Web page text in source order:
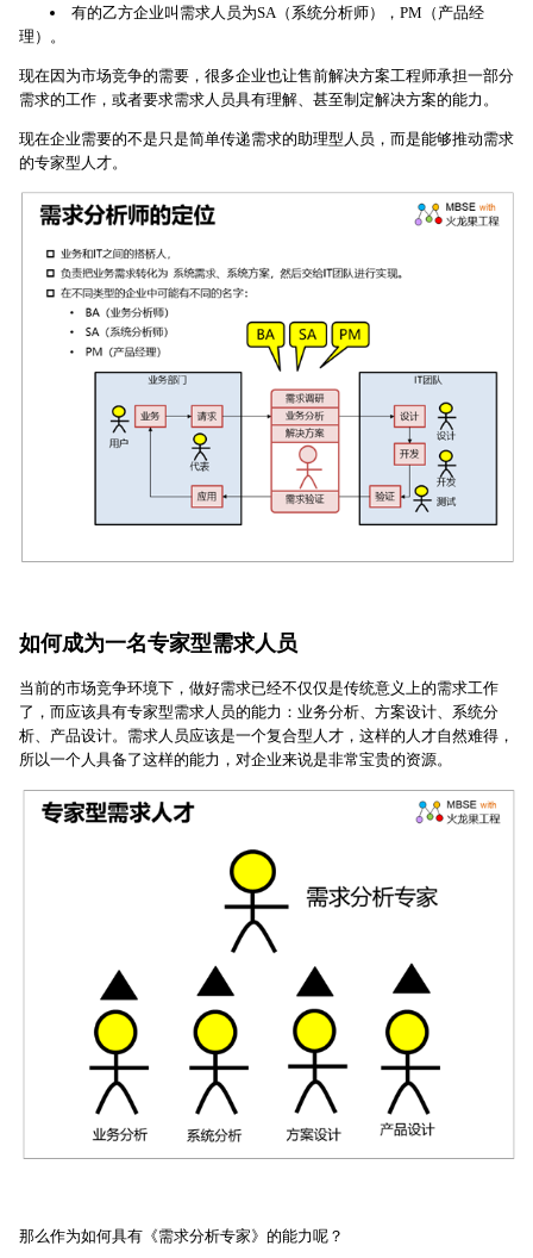
有的乙方企业叫需求人员为SA（系统分析师），PM（产品经
理）。
现在因为市场竞争的需要，很多企业也让售前解决方案工程师承担一部分
需求的工作，或者要求需求人员具有理解、甚至制定解决方案的能力。
现在企业需要的不是只是简单传递需求的助理型人员，而是能够推动需求
的专家型人才。
如何成为一名专家型需求人员
当前的市场竞争环境下，做好需求已经不仅仅是传统意义上的需求工作
了，而应该具有专家型需求人员的能力：业务分析、方案设计、系统分
析、产品设计。需求人员应该是一个复合型人才，这样的人才自然难得，
所以一个人具备了这样的能力，对企业来说是非常宝贵的资源。
那么作为如何具有《需求分析专家》的能力呢？